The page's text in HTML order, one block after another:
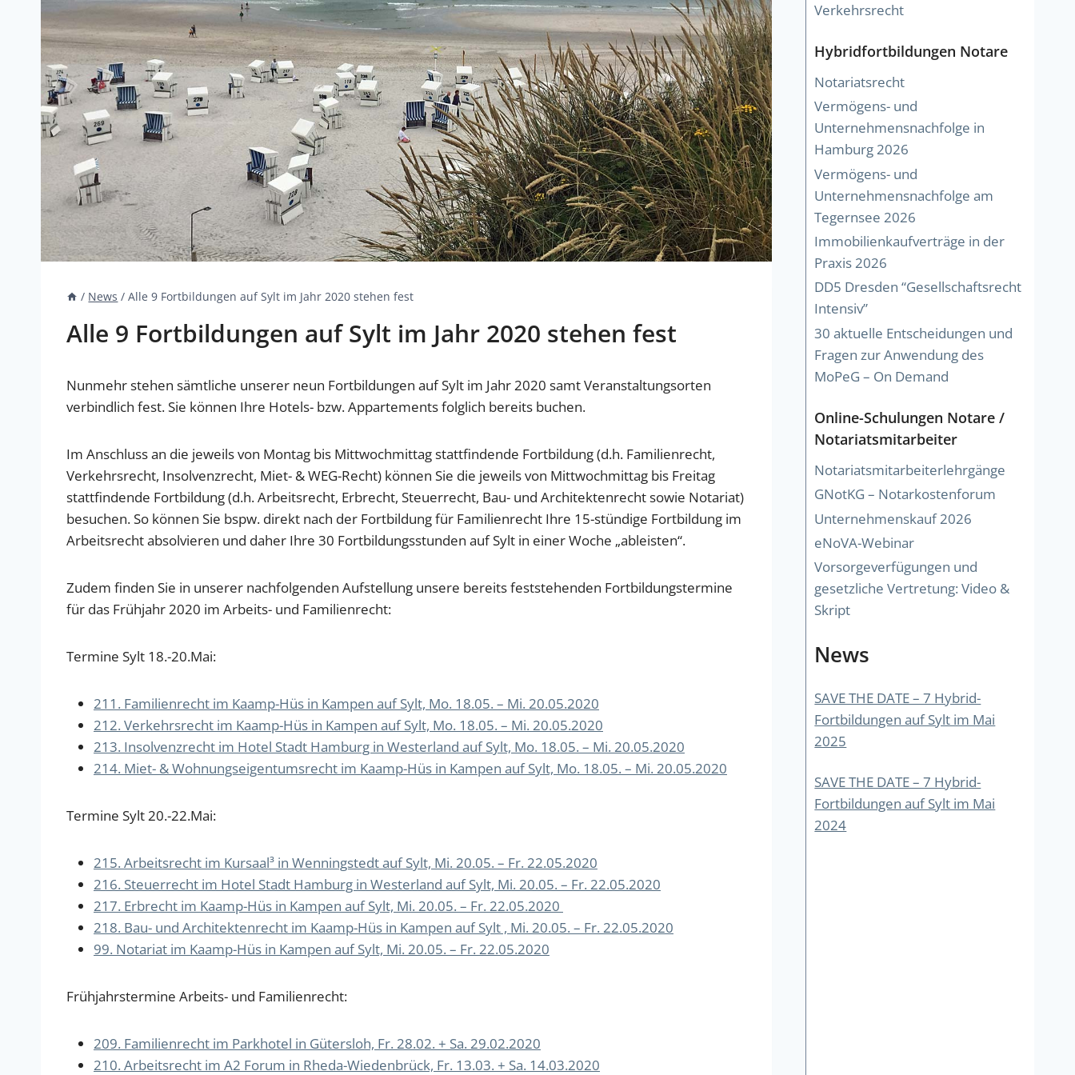
/ News / Alle 9 Fortbildungen auf Sylt im Jahr 2020 stehen fest
Alle 9 Fortbildungen auf Sylt im Jahr 2020 stehen fest
Nunmehr stehen sämtliche unserer neun Fortbildungen auf Sylt im Jahr 2020 samt Veranstaltungsorten
verbindlich fest. Sie können Ihre Hotels- bzw. Appartements folglich bereits buchen.
Im Anschluss an die jeweils von Montag bis Mittwochmittag stattfindende Fortbildung (d.h. Familienrecht,
Verkehrsrecht, Insolvenzrecht, Miet- & WEG-Recht) können Sie die jeweils von Mittwochmittag bis Freitag
stattfindende Fortbildung (d.h. Arbeitsrecht, Erbrecht, Steuerrecht, Bau- und Architektenrecht sowie Notariat)
besuchen. So können Sie bspw. direkt nach der Fortbildung für Familienrecht Ihre 15-stündige Fortbildung im
Arbeitsrecht absolvieren und daher Ihre 30 Fortbildungsstunden auf Sylt in einer Woche „ableisten“.
Zudem finden Sie in unserer nachfolgenden Aufstellung unsere bereits feststehenden Fortbildungstermine
für das Frühjahr 2020 im Arbeits- und Familienrecht:
Termine Sylt 18.-20.Mai:
211. Familienrecht im Kaamp-Hüs in Kampen auf Sylt, Mo. 18.05. – Mi. 20.05.2020
212. Verkehrsrecht im Kaamp-Hüs in Kampen auf Sylt, Mo. 18.05. – Mi. 20.05.2020
213. Insolvenzrecht im Hotel Stadt Hamburg in Westerland auf Sylt, Mo. 18.05. – Mi. 20.05.2020
214. Miet- & Wohnungseigentumsrecht im Kaamp-Hüs in Kampen auf Sylt, Mo. 18.05. – Mi. 20.05.2020
Termine Sylt 20.-22.Mai:
215. Arbeitsrecht im Kursaal³ in Wenningstedt auf Sylt, Mi. 20.05. – Fr. 22.05.2020
216. Steuerrecht im Hotel Stadt Hamburg in Westerland auf Sylt, Mi. 20.05. – Fr. 22.05.2020
217. Erbrecht im Kaamp-Hüs in Kampen auf Sylt, Mi. 20.05. – Fr. 22.05.2020
218. Bau- und Architektenrecht im Kaamp-Hüs in Kampen auf Sylt , Mi. 20.05. – Fr. 22.05.2020
99. Notariat im Kaamp-Hüs in Kampen auf Sylt, Mi. 20.05. – Fr. 22.05.2020
Frühjahrstermine Arbeits- und Familienrecht:
209. Familienrecht im Parkhotel in Gütersloh, Fr. 28.02. + Sa. 29.02.2020
210. Arbeitsrecht im A2 Forum in Rheda-Wiedenbrück, Fr. 13.03. + Sa. 14.03.2020
Verkehrsrecht
Hybridfortbildungen Notare
Notariatsrecht
Vermögens- und
Unternehmensnachfolge in
Hamburg 2026
Vermögens- und
Unternehmensnachfolge am
Tegernsee 2026
Immobilienkaufverträge in der
Praxis 2026
DD5 Dresden “Gesellschaftsrecht
Intensiv”
30 aktuelle Entscheidungen und
Fragen zur Anwendung des
MoPeG – On Demand
Online-Schulungen Notare /
Notariatsmitarbeiter
Notariatsmitarbeiterlehrgänge
GNotKG – Notarkostenforum
Unternehmenskauf 2026
eNoVA-Webinar
Vorsorgeverfügungen und
gesetzliche Vertretung: Video &
Skript
News
SAVE THE DATE – 7 Hybrid-
Fortbildungen auf Sylt im Mai
2025
SAVE THE DATE – 7 Hybrid-
Fortbildungen auf Sylt im Mai
2024